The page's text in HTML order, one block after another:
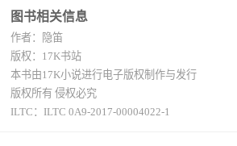
呢？” “回杨总，开车太堵，已经给你安排了直升
敢想的，没有秘书办不到的。
图书相关信息
作者：隐笛
版权：17K书站
本书由17K小说进行电子版权制作与发行
版权所有 侵权必究
ILTC：ILTC 0A9-2017-00004022-1